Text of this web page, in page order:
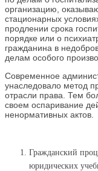
организацию,
стационарных
продлении срока
порядке или о
гражданина в
делам особого
Современное
унаследовало метод
отрасли права. Тем
своем оспаривание
ненормативных актов.
Гражданский
юридических